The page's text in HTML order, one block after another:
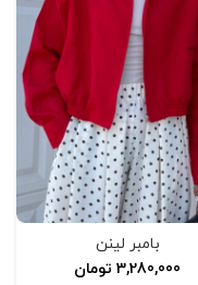
بامبر لینن
3,280,000 تومان